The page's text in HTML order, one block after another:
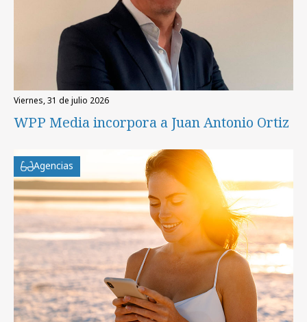
viernes, 31 de julio 2026
WPP Media incorpora a Juan Antonio Ortiz
Agencias